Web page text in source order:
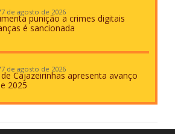
7 de agosto de 2026
punição a crimes digitais
é sancionada
7 de agosto de 2026
Cajazeirinhas apresenta avanço
2025